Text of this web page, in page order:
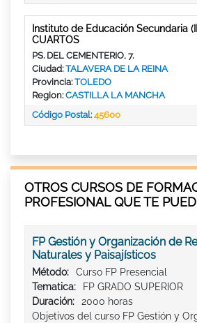
Instituto de Educación Secundaria
CUARTOS
PS. DEL CEMENTERIO, 7.
Ciudad:TALAVERA DE LA REINA
Provincia:TOLEDO
Region:CASTILLA LA MANCHA
Código Postal:45600
OTROS CURSOS DE
PROFESIONAL QUE TE
FP Gestión y Organización de
Naturales y Paisajísticos
Método:
Curso FP Presencial
Tematica:
FP GRADO SUPERIOR
Duración:
2000 horas
Objetivos del curso FP Gestión y